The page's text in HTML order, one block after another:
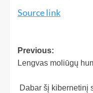
Source link
Previous:
Lengvas moliūgų
Dabar šį kibernetinį